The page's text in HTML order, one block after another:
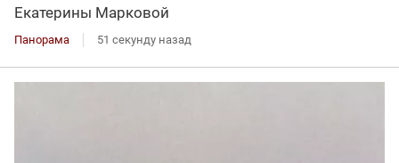
Екатерины Марковой
Панорама 51 секунду назад